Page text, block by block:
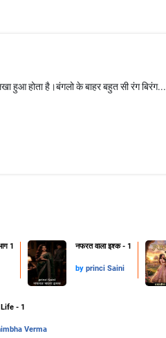
हुआ होता है।बंगलो के बाहर बहुत सी रंग बिरंग...
1 नफरत वाला इश्क - 1
by princi Saini
- 1
Verma